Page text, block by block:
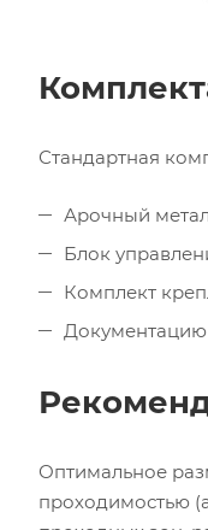
Стандартная
Арочный
Блок
Комплект
Документацию
Оптимальное
проходимостью